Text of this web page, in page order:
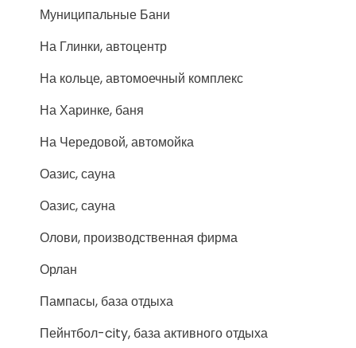
Муниципальные Бани
На Глинки, автоцентр
На кольце, автомоечный комплекс
На Харинке, баня
На Чередовой, автомойка
Оазис, сауна
Оазис, сауна
Олови, производственная фирма
Орлан
Пампасы, база отдыха
Пейнтбол-city, база активного отдыха